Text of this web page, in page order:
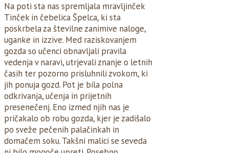
Na poti sta nas spremljala mravljinček
Tinček in čebelica Špelca, ki sta
poskrbela za številne zanimive naloge,
uganke in izzive. Med raziskovanjem
gozda so učenci obnavljali pravila
vedenja v naravi, utrjevali znanje o letnih
časih ter pozorno prisluhnili zvokom, ki
jih ponuja gozd. Pot je bila polna
odkrivanja, učenja in prijetnih
presenečenj. Eno izmed njih nas je
pričakalo ob robu gozda, kjer je zadišalo
po sveže pečenih palačinkah in
domačem soku. Takšni malici se seveda